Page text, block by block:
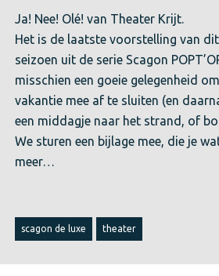
Ja! Nee! Olé! van Theater Krijt.
Het is de laatste voorstelling van dit
seizoen uit de serie Scagon
misschien een goeie gelegenheid
vakantie mee af te sluiten (en
een middagje naar het strand, of
We sturen een bijlage mee, die je
meer…
scagon de luxe theater